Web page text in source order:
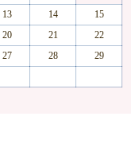
13 14
15
20 21
22
27 28
29